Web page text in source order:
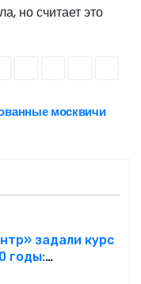
но считает это
москвичи
задали курс
годы:
надежность и